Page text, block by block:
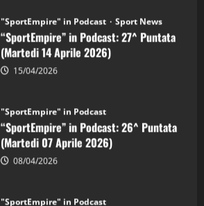
"SportEmpire" in Podcast Sport News
“SportEmpire” in Podcast: 27^ Puntata
(Martedi 14 Aprile 2026)
15/04/2026
"SportEmpire" in Podcast
“SportEmpire” in Podcast: 26^ Puntata
(Martedi 07 Aprile 2026)
08/04/2026
"SportEmpire" in Podcast